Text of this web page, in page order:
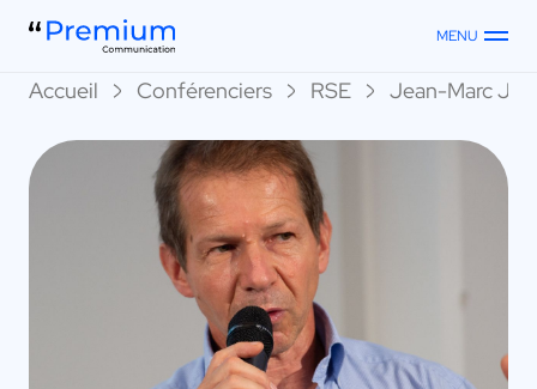
MENU
Accueil Conférenciers RSE Jean-Marc